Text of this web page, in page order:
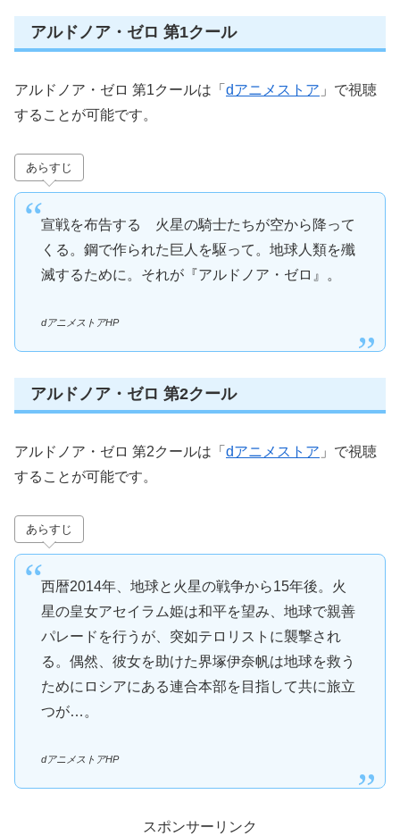
アルドノア・ゼロ 第1クール
アルドノア・ゼロ 第1クールは「 dアニメストア 」で視聴
することが可能です。
あらすじ
宣戦を布告する 火星の騎士たちが空から降って
くる。鋼で作られた巨人を駆って。地球人類を殲
滅するために。それが『アルドノア・ゼロ』。
dアニメストアHP
アルドノア・ゼロ 第2クール
アルドノア・ゼロ 第2クールは「 dアニメストア 」で視聴
することが可能です。
あらすじ
西暦2014年、地球と火星の戦争から15年後。火
星の皇女アセイラム姫は和平を望み、地球で親善
パレードを行うが、突如テロリストに襲撃され
る。偶然、彼女を助けた界塚伊奈帆は地球を救う
ためにロシアにある連合本部を目指して共に旅立
つが…。
dアニメストアHP
スポンサーリンク